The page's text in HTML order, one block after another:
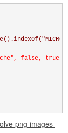
false, true);
png-images-